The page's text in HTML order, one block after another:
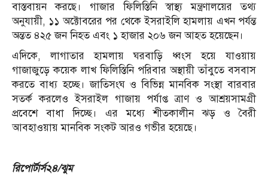
বাস্তবায়ন করছে। গাজার ফিলিস্তিনি স্বাস্থ্য মন্ত্রণালয়ের তথ্য
অনুযায়ী, ১১ অক্টোবরের পর থেকে ইসরাইলি হামলায় এখন পর্যন্ত
অন্তত ৪২৫ জন নিহত এবং ১ হাজার ২০৬ জন আহত হয়েছেন।
এদিকে, লাগাতার হামলায় ঘরবাড়ি ধ্বংস হয়ে যাওয়ায়
গাজাজুড়ে কয়েক লাখ ফিলিস্তিনি পরিবার অস্থায়ী তাঁবুতে বসবাস
করতে বাধ্য হচ্ছে। জাতিসংঘ ও বিভিন্ন মানবিক সংস্থা বারবার
সতর্ক করলেও ইসরাইল গাজায় পর্যাপ্ত ত্রাণ ও আশ্রয়সামগ্রী
প্রবেশে বাধা দিচ্ছে। এর মধ্যে শীতকালীন ঝড় ও বৈরী
আবহাওয়ায় মানবিক সংকট আরও গভীর হয়েছে।
রিপোর্টার্স২৪/ঝুম